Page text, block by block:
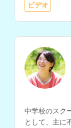
ビデオ
中学校のスク
として、主に